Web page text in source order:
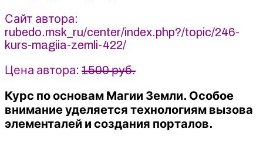
Сайт автора:
rubedo.msk_ru/center/index.php?/topic/246-
kurs-magiia-zemli-422/
Цена автора: 1500 руб.
Курс по основам Магии Земли. Особое
внимание уделяется технологиям вызова
элементалей и создания порталов.